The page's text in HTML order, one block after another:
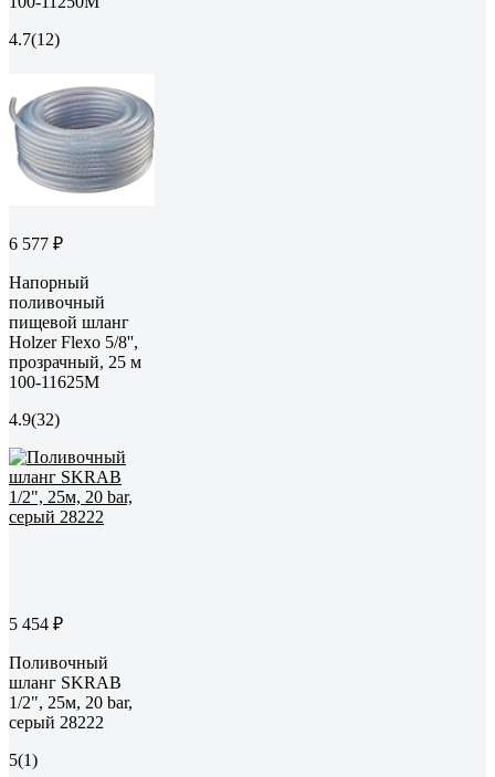
4.7(12)
6 577 ₽
Напорный
поливочный
пищевой шланг
Holzer Flexo 5/8'',
прозрачный, 25 м
100-11625M
4.9(32)
5 454 ₽
Поливочный
шланг SKRAB
1/2", 25м, 20 bar,
серый 28222
5(1)